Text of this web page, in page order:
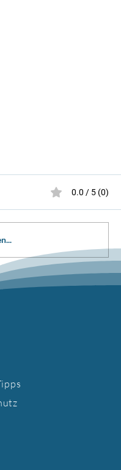
2025
0.0 / 5 (0)